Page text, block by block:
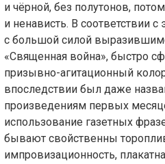
и чёрной, без полутонов,
и ненависть. В соответствии
с большой силой
«Священная война», быстро
призывно-агитационный
впоследствии был даже
произведениям первых
использование газетных
бывают свойственны
импровизационность,